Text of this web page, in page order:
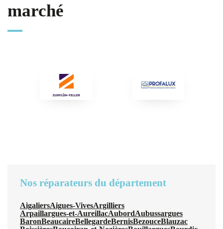
marché
Nos réparateurs du département
AigaliersAigues-VivesArgilliers
Arpaillargues-et-AureillacAubordAubussargues
BaronBeaucaireBellegardeBernisBezouceBlauzac